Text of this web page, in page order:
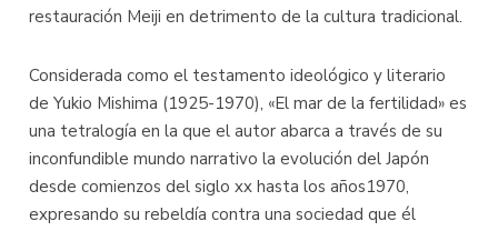
restauración Meiji en detrimento de la cultura tradicional.
Considerada como el testamento ideológico y literario
de Yukio Mishima (1925-1970), «El mar de la fertilidad» es
una tetralogía en la que el autor abarca a través de su
inconfundible mundo narrativo la evolución del Japón
desde comienzos del siglo xx hasta los años1970,
expresando su rebeldía contra una sociedad que él